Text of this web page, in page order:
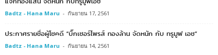
Badtz - Hana Maru - กันยายน 17, 2561
ประกาศรายชื่อผู้โชคดี “บิ๊กเซอร์ไพรส์ ทองล้าน จัดหนัก กับ ทรูมูฟ เอช”
Badtz - Hana Maru - กันยายน 14, 2561